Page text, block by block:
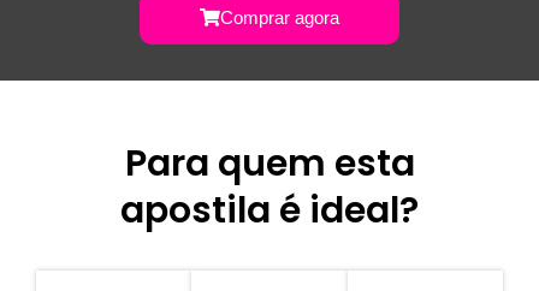
Comprar agora
Para quem esta
apostila é ideal?